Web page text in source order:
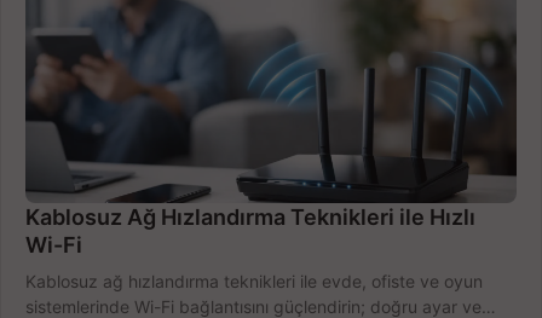
Kablosuz Ağ Hızlandırma Teknikleri ile Hızlı
Wi-Fi
Kablosuz ağ hızlandırma teknikleri ile evde, ofiste ve oyun
sistemlerinde Wi-Fi bağlantısını güçlendirin; doğru ayar ve